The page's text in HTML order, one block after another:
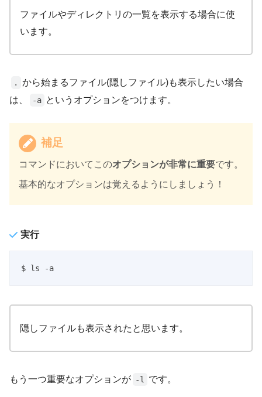
ファイルやディレクトリの一覧を表示する場合に使
います。
.
から始まるファイル(隠しファイル)も表示したい場合
は、
-a というオプションをつけます。
補足
コマンドにおいてこのオプションが非常に重要です。
基本的なオプションは覚えるようにしましょう！
実行
$ ls -a
隠しファイルも表示されたと思います。
もう一つ重要なオプションが -l です。